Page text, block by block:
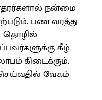
நன்மை
பண வரத்து
தொழில்
கீழ்
கிடைக்கும்.
வேகம்